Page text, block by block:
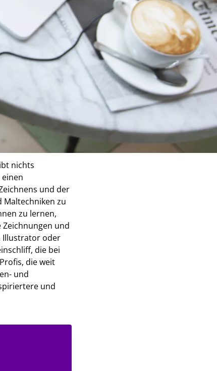
ist jedoch
verstanden.
Aber wie
heute
nichts
und der
Maltechniken zu
zu lernen,
und
Illustrator oder
die bei
die weit
und
und